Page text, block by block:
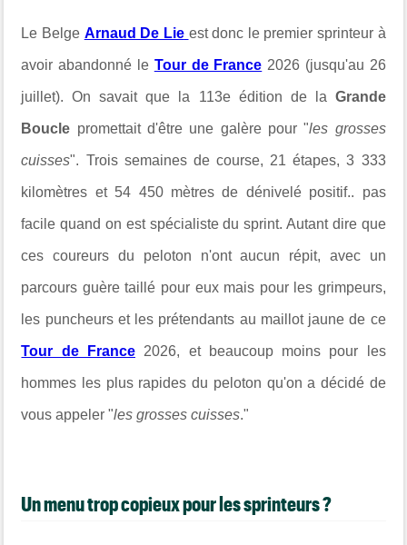
Le Belge Arnaud De Lie est donc le premier sprinteur à
avoir abandonné le Tour de France 2026 (jusqu'au 26
juillet). On savait que la 113e édition de la Grande
Boucle promettait d'être une galère pour "les grosses
cuisses". Trois semaines de course, 21 étapes, 3 333
kilomètres et 54 450 mètres de dénivelé positif.. pas
facile quand on est spécialiste du sprint. Autant dire que
ces coureurs du peloton n'ont aucun répit, avec un
parcours guère taillé pour eux mais pour les grimpeurs,
les puncheurs et les prétendants au maillot jaune de ce
Tour de France 2026, et beaucoup moins pour les
hommes les plus rapides du peloton qu'on a décidé de
vous appeler "les grosses cuisses."
Un menu trop copieux pour les sprinteurs ?